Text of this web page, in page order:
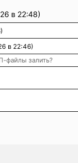
в 22:48)
в 22:46)
файлы залить?